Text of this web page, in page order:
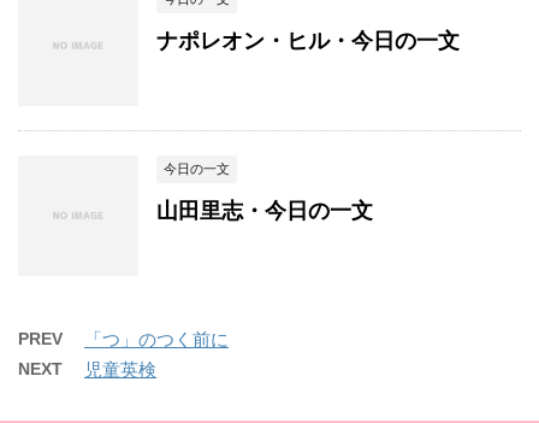
ナポレオン・ヒル・今日の一文
今日の一文
山田里志・今日の一文
PREV 「つ」のつく前に
NEXT 児童英検